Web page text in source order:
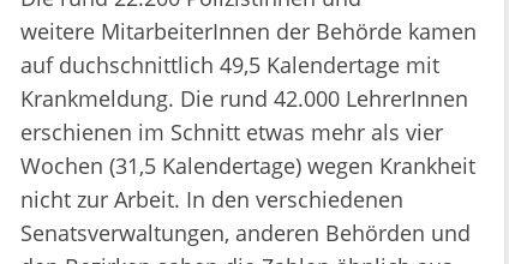
weitere MitarbeiterInnen der Behörde kamen
auf duchschnittlich 49,5 Kalendertage mit
Krankmeldung. Die rund 42.000 LehrerInnen
erschienen im Schnitt etwas mehr als vier
Wochen (31,5 Kalendertage) wegen Krankheit
nicht zur Arbeit. In den verschiedenen
Senatsverwaltungen, anderen Behörden und